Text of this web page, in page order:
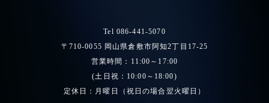
Tel 086-441-5070
〒710-0055 岡山県倉敷市阿知2丁目17-25
営業時間：11:00～17:00
(土日祝：10:00～18:00)
定休日：月曜日（祝日の場合翌火曜日）